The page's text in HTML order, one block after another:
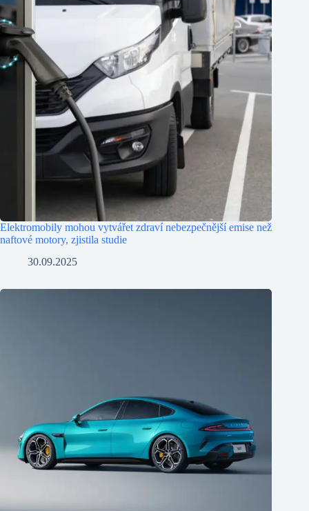
Elektromobily mohou vytvářet zdraví nebezpečnější emise než
naftové motory, zjistila studie
30.09.2025